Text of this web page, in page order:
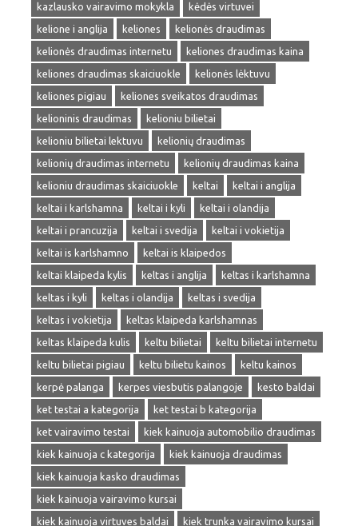
kazlausko vairavimo mokykla
kėdės virtuvei
kelione i anglija
keliones
kelionės draudimas
kelionės draudimas internetu
keliones draudimas kaina
keliones draudimas skaiciuokle
kelionės lėktuvu
keliones pigiau
keliones sveikatos draudimas
kelioninis draudimas
kelioniu bilietai
kelioniu bilietai lektuvu
kelionių draudimas
kelionių draudimas internetu
kelionių draudimas kaina
kelioniu draudimas skaiciuokle
keltai
keltai i anglija
keltai i karlshamna
keltai i kyli
keltai i olandija
keltai i prancuzija
keltai i svedija
keltai i vokietija
keltai is karlshamno
keltai is klaipedos
keltai klaipeda kylis
keltas i anglija
keltas i karlshamna
keltas i kyli
keltas i olandija
keltas i svedija
keltas i vokietija
keltas klaipeda karlshamnas
keltas klaipeda kulis
keltu bilietai
keltu bilietai internetu
keltu bilietai pigiau
keltu bilietu kainos
keltu kainos
kerpė palanga
kerpes viesbutis palangoje
kesto baldai
ket testai a kategorija
ket testai b kategorija
ket vairavimo testai
kiek kainuoja automobilio draudimas
kiek kainuoja c kategorija
kiek kainuoja draudimas
kiek kainuoja kasko draudimas
kiek kainuoja vairavimo kursai
kiek kainuoja virtuves baldai
kiek trunka vairavimo kursai